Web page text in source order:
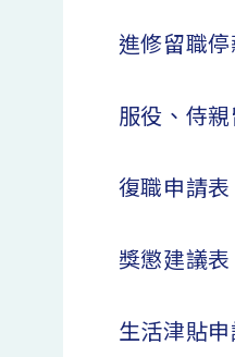
進修留職停
服役、侍親
復職申請表
獎懲建議表
生活津貼